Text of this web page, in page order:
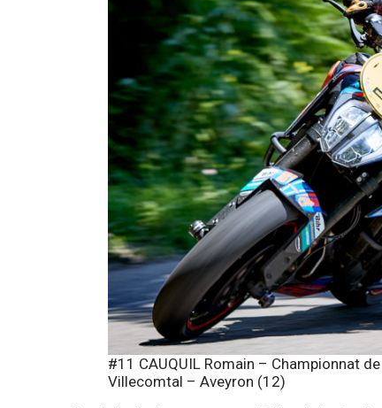
#11 CAUQUIL Romain – Championnat
Villecomtal – Aveyron (12)